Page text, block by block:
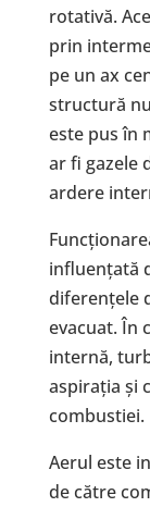
rotativă.
prin
pe un ax
structură
este pus în
ar fi gazele
ardere
influențată
diferențele
evacuat. În
internă,
aspirația și
combustiei.
Aerul este
de către